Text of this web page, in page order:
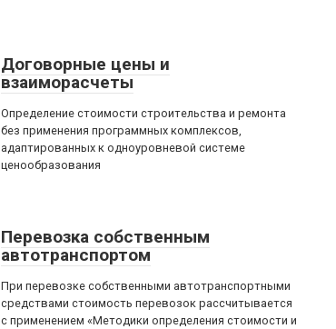
Договорные цены и
взаиморасчеты
Определение стоимости строительства и ремонта
без применения программных комплексов,
адаптированных к одноуровневой системе
ценообразования
Перевозка собственным
автотранспортом
При перевозке собственными автотранспортными
средствами стоимость перевозок рассчитывается
с применением «Методики определения стоимости и